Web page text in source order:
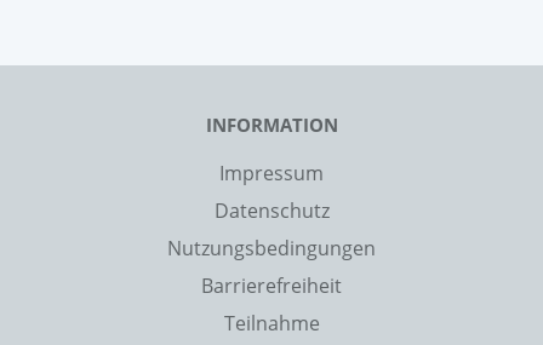
INFORMATION
Impressum
Datenschutz
Nutzungsbedingungen
Barrierefreiheit
Teilnahme